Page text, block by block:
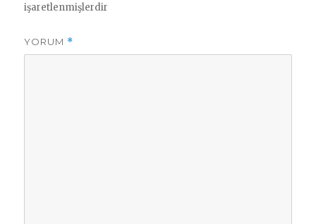
işaretlenmişlerdir
YORUM *